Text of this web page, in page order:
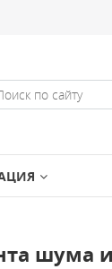
шума